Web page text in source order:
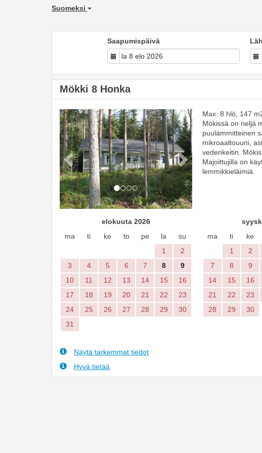
Suomeksi
Saapumispäivä
Mökki 8 Honka
Previous Next
Max. 8 hlö, 147
Mökissä on neljä
puulämmitteinen
mikroaaltouuni,
vedenkeitin.
Majoittujilla on
lemmikkieläimiä.
elokuuta 2026
ma
ti ke to pe la
su
1
2
3
4 5 6 7 8
9
10
11 12 13 14 15
16
17
18 19 20 21 22
23
24
25 26 27 28 29
30
31
ma
ti ke
1
2
7
8 9
14
15 16
21
22 23
28
29 30
Näytä tarkemmat tiedot
Hyvä tietää